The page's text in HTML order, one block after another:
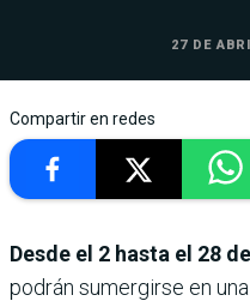
27 DE
Compartir en redes
Desde el 2 hasta el 28
podrán sumergirse en